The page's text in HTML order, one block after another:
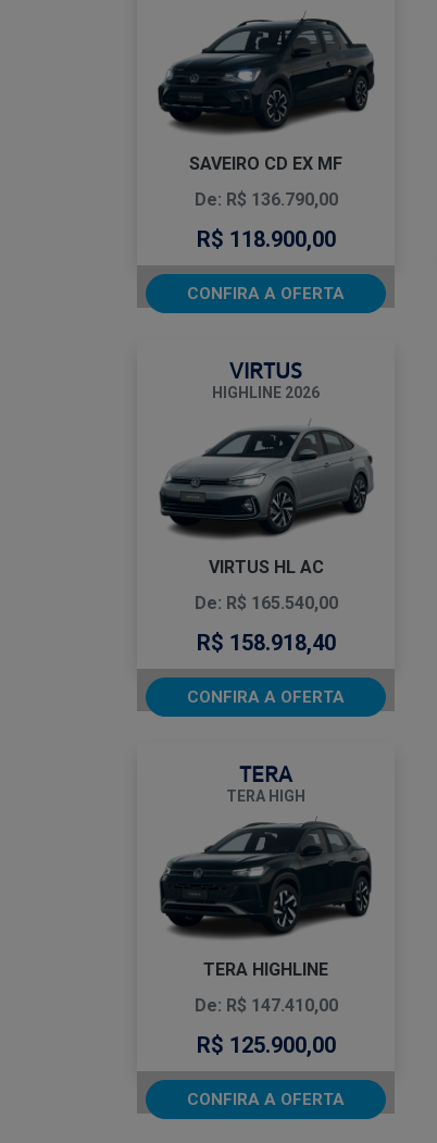
SAVEIRO CD EX MF
De: R$ 136.790,00
R$ 118.900,00
CONFIRA A OFERTA
VIRTUS
HIGHLINE 2026
VIRTUS HL AC
De: R$ 165.540,00
R$ 158.918,40
CONFIRA A OFERTA
TERA
TERA HIGH
TERA HIGHLINE
De: R$ 147.410,00
R$ 125.900,00
CONFIRA A OFERTA